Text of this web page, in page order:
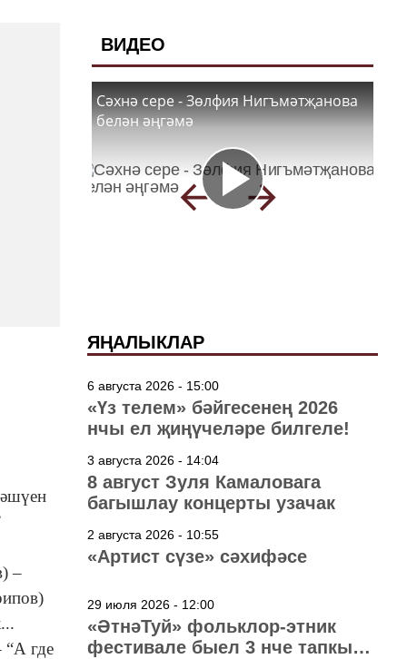
–
“А где
ВИДЕО
Сәхнә сере - Зөлфия Нигъмәтҗанова
белән әңгәмә
ЯҢАЛЫКЛАР
6 августа 2026 - 15:00
«Үз телем» бәйгесенең 2026
нчы ел җиңүчеләре билгеле!
3 августа 2026 - 14:04
8 август Зуля Камаловага
багышлау концерты узачак
2 августа 2026 - 10:55
«Артист сүзе» сәхифәсе
29 июля 2026 - 12:00
«ӘтнәТуй» фольклор-этник
фестивале быел 3 нче тапкыр